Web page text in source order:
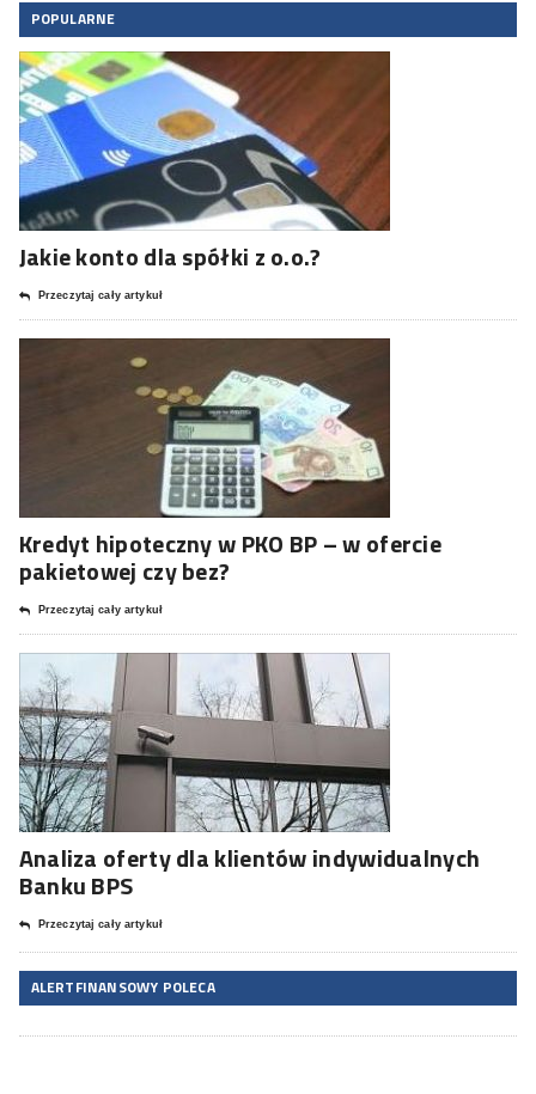
POPULARNE
Jakie konto dla spółki z o.o.?
Przeczytaj cały artykuł
Kredyt hipoteczny w PKO BP – w ofercie
pakietowej czy bez?
Przeczytaj cały artykuł
Analiza oferty dla klientów indywidualnych
Banku BPS
Przeczytaj cały artykuł
ALERTFINANSOWY POLECA